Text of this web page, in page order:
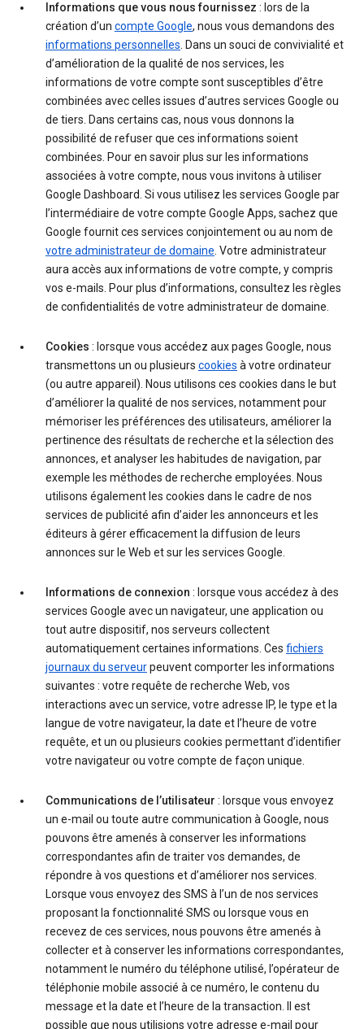
Informations que vous nous fournissez : lors de la
création d’un compte Google, nous vous demandons des
informations personnelles . Dans un souci de convivialité et
d’amélioration de la qualité de nos services, les
informations de votre compte sont susceptibles d’être
combinées avec celles issues d’autres services Google ou
de tiers. Dans certains cas, nous vous donnons la
possibilité de refuser que ces informations soient
combinées. Pour en savoir plus sur les informations
associées à votre compte, nous vous invitons à utiliser
Google Dashboard. Si vous utilisez les services Google par
l’intermédiaire de votre compte Google Apps, sachez que
Google fournit ces services conjointement ou au nom de
votre administrateur de domaine . Votre administrateur
aura accès aux informations de votre compte, y compris
vos e-mails. Pour plus d’informations, consultez les règles
de confidentialités de votre administrateur de domaine.
Cookies : lorsque vous accédez aux pages Google, nous
transmettons un ou plusieurs cookies à votre ordinateur
(ou autre appareil). Nous utilisons ces cookies dans le but
d’améliorer la qualité de nos services, notamment pour
mémoriser les préférences des utilisateurs, améliorer la
pertinence des résultats de recherche et la sélection des
annonces, et analyser les habitudes de navigation, par
exemple les méthodes de recherche employées. Nous
utilisons également les cookies dans le cadre de nos
services de publicité afin d’aider les annonceurs et les
éditeurs à gérer efficacement la diffusion de leurs
annonces sur le Web et sur les services Google.
Informations de connexion : lorsque vous accédez à des
services Google avec un navigateur, une application ou
tout autre dispositif, nos serveurs collectent
automatiquement certaines informations. Ces fichiers
journaux du serveurpeuvent comporter les informations
suivantes : votre requête de recherche Web, vos
interactions avec un service, votre adresse IP, le type et la
langue de votre navigateur, la date et l’heure de votre
requête, et un ou plusieurs cookies permettant d’identifier
votre navigateur ou votre compte de façon unique.
Communications de l’utilisateur : lorsque vous envoyez
un e-mail ou toute autre communication à Google, nous
pouvons être amenés à conserver les informations
correspondantes afin de traiter vos demandes, de
répondre à vos questions et d’améliorer nos services.
Lorsque vous envoyez des SMS à l’un de nos services
proposant la fonctionnalité SMS ou lorsque vous en
recevez de ces services, nous pouvons être amenés à
collecter et à conserver les informations correspondantes,
notamment le numéro du téléphone utilisé, l’opérateur de
téléphonie mobile associé à ce numéro, le contenu du
message et la date et l’heure de la transaction. Il est
possible que nous utilisions votre adresse e-mail pour